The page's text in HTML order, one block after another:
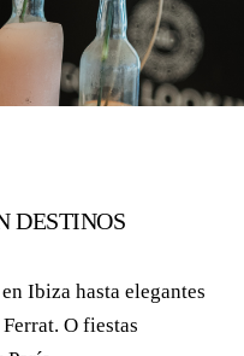
DESTINOS
Ibiza hasta elegantes
O fiestas